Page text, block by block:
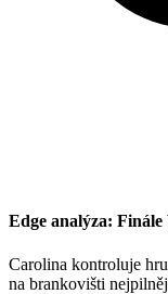
Edge analýza:
Carolina kontroluje
na brankovišti